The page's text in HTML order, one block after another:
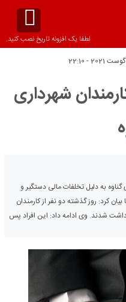
لطفا یک افزونه تاریخ نصب کنید.
شهرداری
به دلیل تخلفات مالی دستگیر و
کرد: روز گذشته دو نفر از کارمندان
شدند. وی ادامه داد: این افراد پس